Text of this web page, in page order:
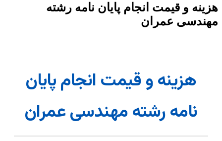
هزینه و قیمت انجام پایان نامه رشته
مهندسی عمران
هزینه و قیمت انجام پایان
نامه رشته مهندسی عمران